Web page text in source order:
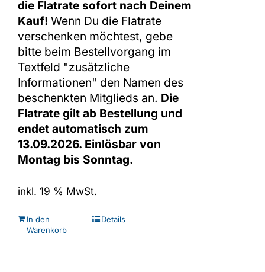
die Flatrate sofort nach Deinem
Kauf! Wenn Du die Flatrate
verschenken möchtest, gebe
bitte beim Bestellvorgang im
Textfeld "zusätzliche
Informationen" den Namen des
beschenkten Mitglieds an. Die
Flatrate gilt ab Bestellung und
endet automatisch zum
13.09.2026. Einlösbar von
Montag bis Sonntag.
inkl. 19 % MwSt.
In den
Warenkorb
Details